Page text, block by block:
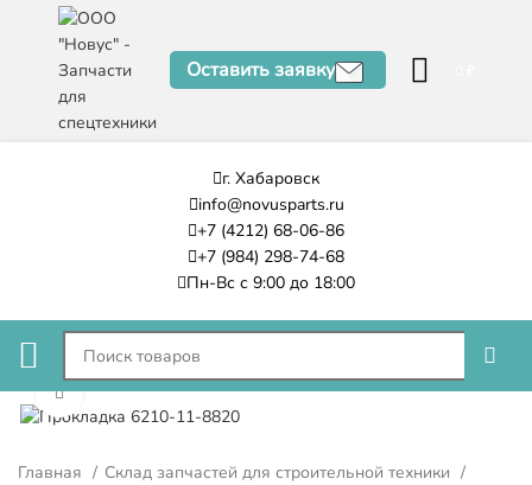
Оставить заявку
г. Хабаровск
info@novusparts.ru
+7 (4212) 68-06-86
+7 (984) 298-74-68
Пн-Вс с 9:00 до 18:00
Нажмите, чтобы увеличить
Главная
Склад запчастей для строительной техники